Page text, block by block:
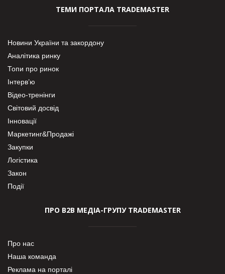
ТЕМИ ПОРТАЛА TRADEMASTER
Новини України та закордону
Аналітика ринку
Топи про ринок
Інтерв’ю
Відео-тренінги
Світовий досвід
Інновації
Маркетинг&Продажі
Закупки
Логістика
Закон
Події
ПРО В2В МЕДІА-ГРУПУ TRADEMASTER
Про нас
Наша команда
Реклама на порталі